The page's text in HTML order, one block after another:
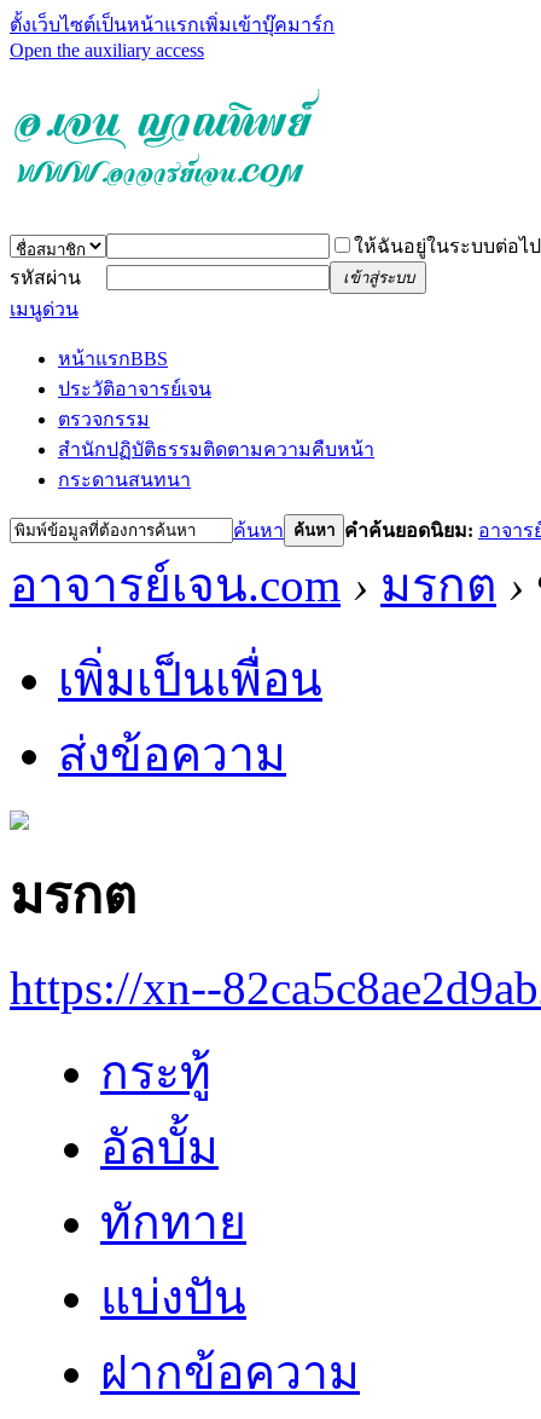
ตั้งเว็บไซต์เป็นหน้าแรกเพิ่มเข้าบุ๊คมาร์ก
Open the auxiliary access
ให้ฉันอยู่ในระบบต่อไป
รหัสผ่าน
เข้าสู่ระบบ
เมนูด่วน
หน้าแรกBBS
ประวัติอาจารย์เจน
ตรวจกรรม
สำนักปฏิบัติธรรมติดตามความคืบหน้า
กระดานสนทนา
ค้นหา ค้นหา คำค้นยอดนิยม: อาจาร
อาจารย์เจน.com › มรกต ›
เพิ่มเป็นเพื่อน
ส่งข้อความ
มรกต
https://xn--
กระทู้
อัลบั้ม
ทักทาย
แบ่งปัน
ฝากข้อความ